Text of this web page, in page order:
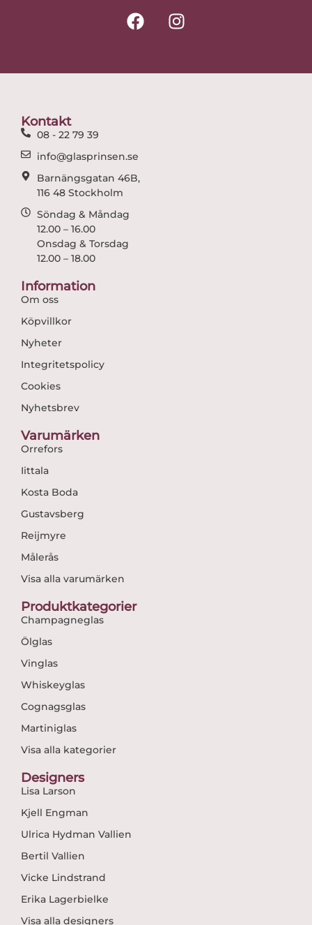
F
a
I
n
Kontakt
08 - 22 79 39
info@glasprinsen.se
Barnängsgatan 46B,
116 48 Stockholm
Söndag & Måndag
12.00 – 16.00
Onsdag & Torsdag
12.00 – 18.00
Information
Om oss
Köpvillkor
Nyheter
Integritetspolicy
Cookies
Nyhetsbrev
Varumärken
Orrefors
Iittala
Kosta Boda
Gustavsberg
Reijmyre
Målerås
Visa alla varumärken
Produktkategorier
Champagneglas
Ölglas
Vinglas
Whiskeyglas
Cognagsglas
Martiniglas
Visa alla kategorier
Designers
Lisa Larson
Kjell Engman
Ulrica Hydman Vallien
Bertil Vallien
Vicke Lindstrand
Erika Lagerbielke
Visa alla designers